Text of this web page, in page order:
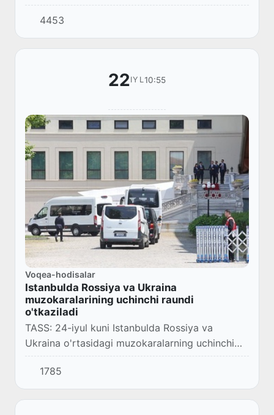
vazirligi tomonidan Ajiniyoz nomidagi Nukus
davlat pedagogika institutining o‘quv-dala
amaliyoti...
4453
22IYL10:55
Voqea-hodisalar
Istanbulda Rossiya va Ukraina
muzokaralarining uchinchi raundi
o'tkaziladi
TASS: 24-iyul kuni Istanbulda Rossiya va
Ukraina o'rtasidagi muzokaralarning uchinchi
raundi bo'lib o'tadi.
1785